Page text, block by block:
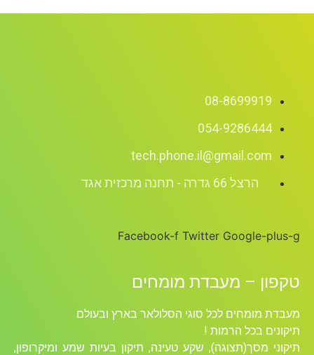
08-8699919
054-9286444
tech.phone.il@gmail.com
הרצל 66 גדרה - תחנה מרכזית אגד
Facebook-f Twitter Google-plus-g
טקפון – מעבדת מומחים
מעבדת מומחים לכל סוגי הסלולאר בארץ ובעולם
תיקונים בכל הרמות !
תיקוני מסך(תצוגה), שקע טעינה, תיקון בעיות שמע ומיקרופון,